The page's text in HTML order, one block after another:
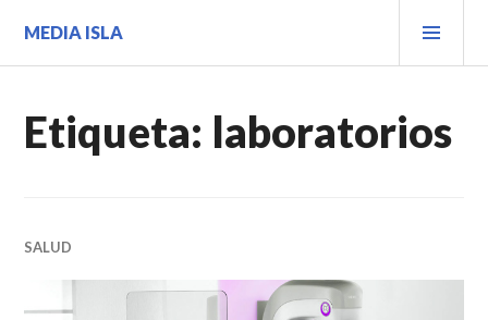
contenido.
MEDIA ISLA
Etiqueta: laboratorios
SALUD